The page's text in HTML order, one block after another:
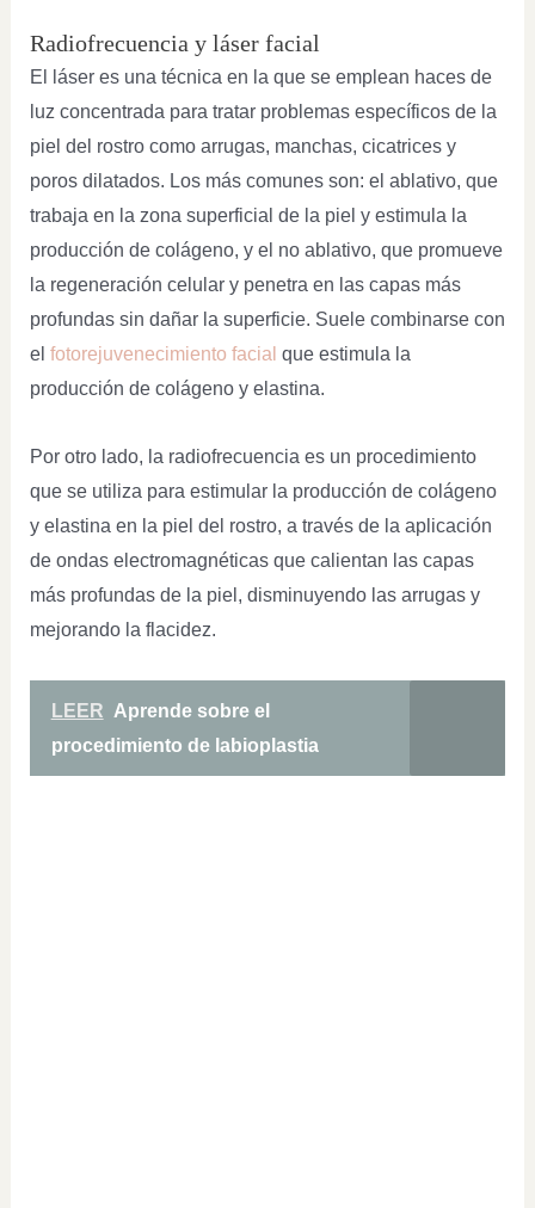
Radiofrecuencia y láser facial
El láser es una técnica en la que se emplean haces de
luz concentrada para tratar problemas específicos de la
piel del rostro como arrugas, manchas, cicatrices y
poros dilatados. Los más comunes son: el ablativo, que
trabaja en la zona superficial de la piel y estimula la
producción de colágeno, y el no ablativo, que promueve
la regeneración celular y penetra en las capas más
profundas sin dañar la superficie. Suele combinarse con
el fotorejuvenecimiento facial que estimula la
producción de colágeno y elastina.
Por otro lado, la radiofrecuencia es un procedimiento
que se utiliza para estimular la producción de colágeno
y elastina en la piel del rostro, a través de la aplicación
de ondas electromagnéticas que calientan las capas
más profundas de la piel, disminuyendo las arrugas y
mejorando la flacidez.
LEER Aprende sobre el
procedimiento de labioplastia